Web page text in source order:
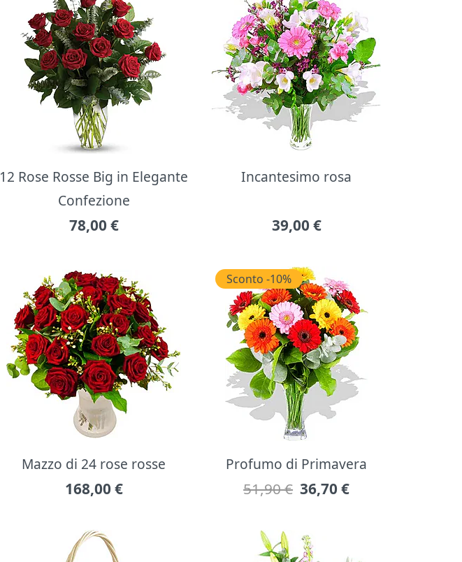
12 Rose Rosse Big in Elegante
Confezione
78,00 €
Incantesimo rosa
39,00 €
Mazzo di 24 rose rosse
168,00 €
Profumo di Primavera
51,90 € 36,70 €
Sconto -10%